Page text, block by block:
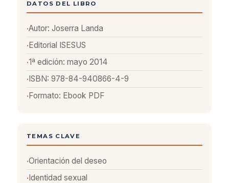
DATOS DEL LIBRO
Autor: Joserra Landa
Editorial ISESUS
1ª edición: mayo 2014
ISBN: 978-84-940866-4-9
Formato: Ebook PDF
TEMAS CLAVE
Orientación del deseo
Identidad sexual